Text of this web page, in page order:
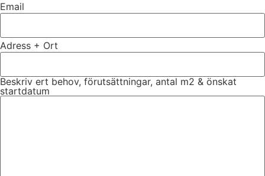
Email
Adress + Ort
Beskriv ert behov, förutsättningar, antal m2 & önskat
startdatum